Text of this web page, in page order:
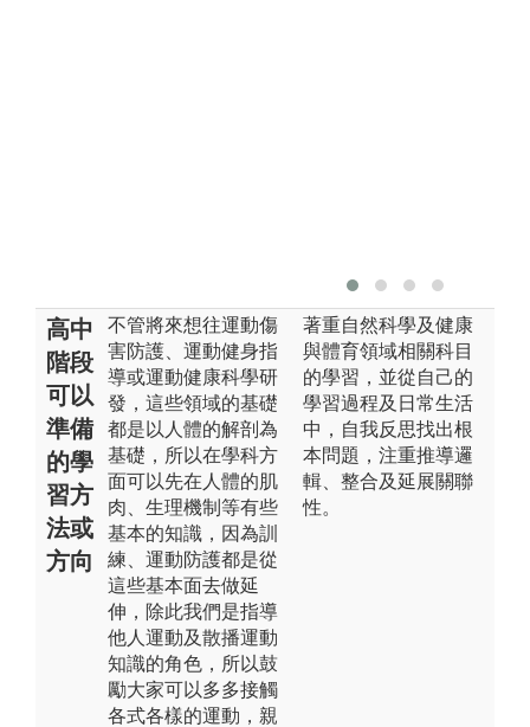
高中
階段
可以
準備
的學
習方
法或
方向
不管將來想往運動傷
害防護、運動健身指
導或運動健康科學研
發，這些領域的基礎
都是以人體的解剖為
基礎，所以在學科方
面可以先在人體的肌
肉、生理機制等有些
基本的知識，因為訓
練、運動防護都是從
這些基本面去做延
伸，除此我們是指導
他人運動及散播運動
知識的角色，所以鼓
勵大家可以多多接觸
各式各樣的運動，親
著重自然科學及健康
與體育領域相關科目
的學習，並從自己的
學習過程及日常生活
中，自我反思找出根
本問題，注重推導邏
輯、整合及延展關聯
性。